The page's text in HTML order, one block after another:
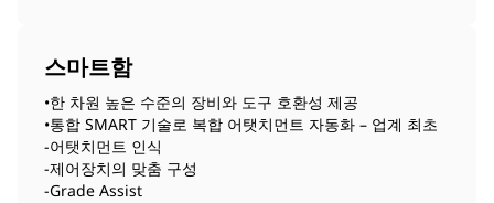
스마트함
•한 차원 높은 수준의 장비와 도구 호환성 제공
•통합 SMART 기술로 복합 어탯치먼트 자동화 – 업계 최초
-어탯치먼트 인식
-제어장치의 맞춤 구성
-Grade Assist